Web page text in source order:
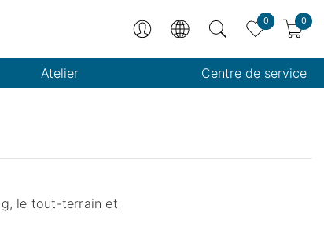
0 0
Atelier Centre de service
le tout-terrain et